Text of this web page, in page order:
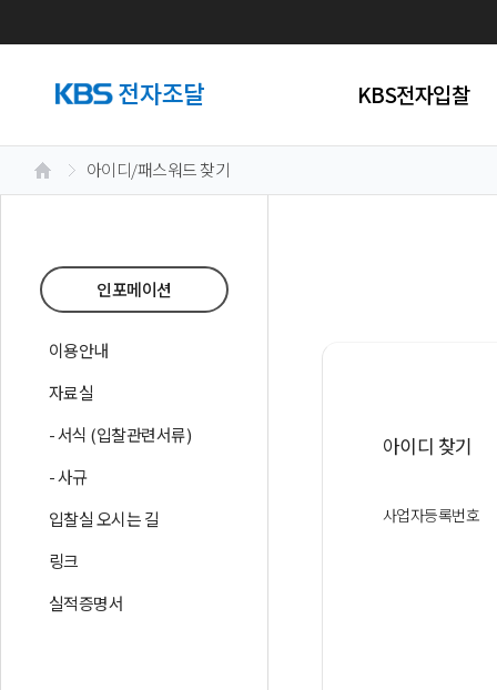
KBS전자입찰
아이디/패스워드 찾기
인포메이션
이용안내
자료실
- 서식 (입찰관련서류)
- 사규
입찰실 오시는 길
링크
실적증명서
아이디 찾기
사업자등록번호